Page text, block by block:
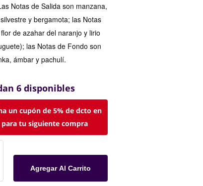
Notas de Salida son manzana,
y bergamota; las Notas
de azahar del naranjo y lirio
las Notas de Fondo son
ámbar y pachulí.
6 disponibles
un cupón de 5% de dcto en
tu siguiente compra
Agregar Al Carrito